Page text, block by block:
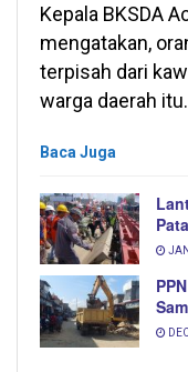
Kepala BKSDA
mengatakan,
terpisah dari
warga daerah itu.
Baca Juga